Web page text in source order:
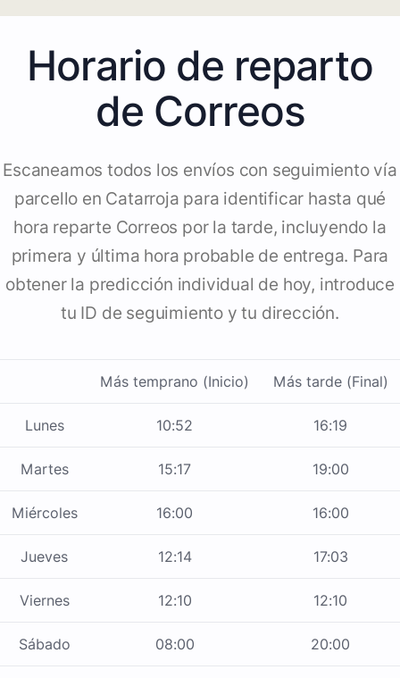
Horario de reparto
de Correos
Escaneamos todos los envíos con seguimiento vía
parcello en Catarroja para identificar hasta qué
hora reparte Correos por la tarde, incluyendo la
primera y última hora probable de entrega. Para
obtener la predicción individual de hoy, introduce
tu ID de seguimiento y tu dirección.
Más temprano (Inicio) Más tarde (Final)
Lunes 10:52 16:19
Martes 15:17 19:00
Miércoles 16:00 16:00
Jueves 12:14 17:03
Viernes 12:10 12:10
Sábado 08:00 20:00